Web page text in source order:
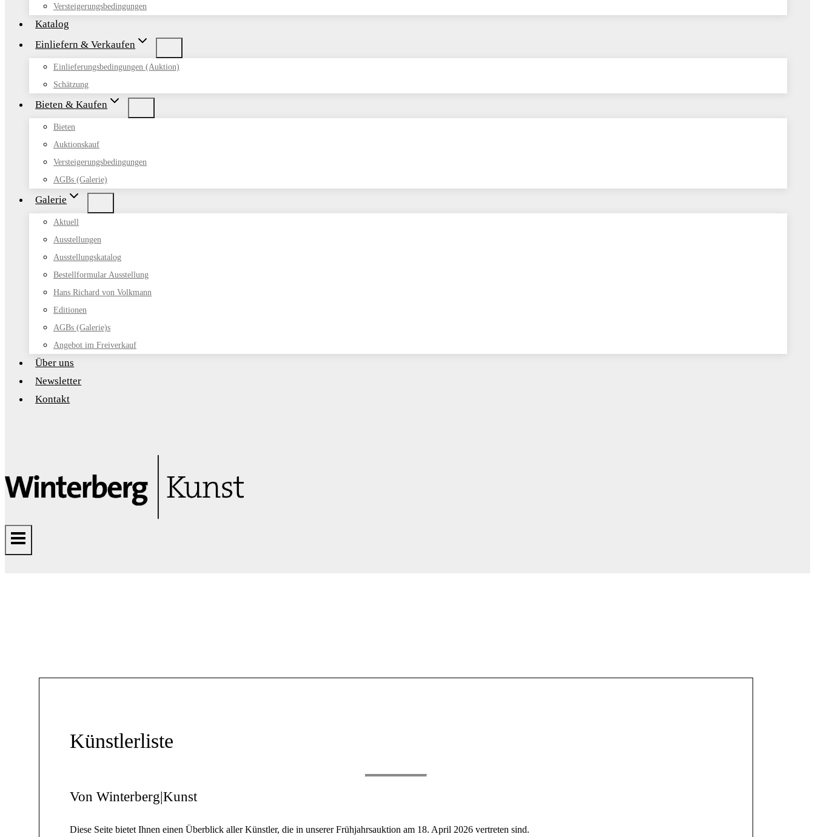
Versteigerungsbedingungen
Katalog
Einliefern & Verkaufen
Einlieferungsbedingungen (Auktion)
Schätzung
Bieten & Kaufen
Bieten
Auktionskauf
Versteigerungsbedingungen
AGBs (Galerie)
Galerie
Aktuell
Ausstellungen
Ausstellungskatalog
Bestellformular Ausstellung
Hans Richard von Volkmann
Editionen
AGBs (Galerie)s
Angebot im Freiverkauf
Über uns
Newsletter
Kontakt
Künstlerliste
Von Winterberg|Kunst
Diese Seite bietet Ihnen einen Überblick aller Künstler, die in unserer Frühjahrsauktion am 18. April 2026 vertreten sind.